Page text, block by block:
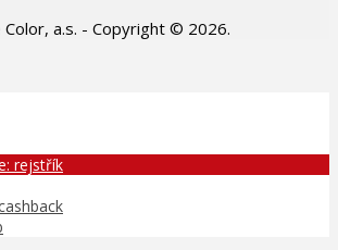
Color, a.s. - Copyright © 2026.
rejstřík